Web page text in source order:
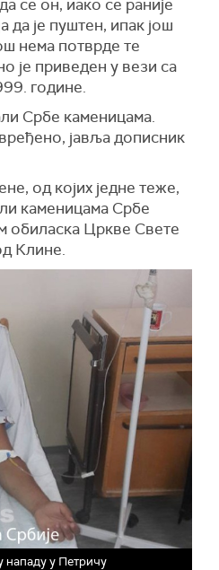
се он, иако се раније
да је пуштен, ипак још
нема потврде те
је приведен у вези са
године.
Србе каменицама.
јавља дописник
од којих једне теже,
каменицама Србе
обиласка Цркве Свете
Клине.
нападу у Петричу